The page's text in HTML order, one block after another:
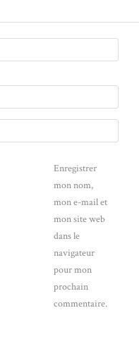
Enregistrer
mon nom,
mon e-mail et
mon site web
dans le
navigateur
pour mon
prochain
commentaire.